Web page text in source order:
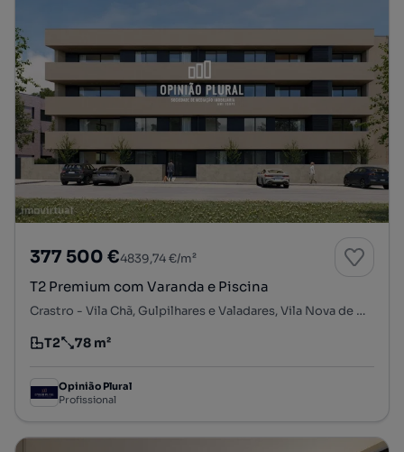
377 500 €4839,74 €/m²
T2 Premium com Varanda e Piscina
Crastro - Vila Chã, Gulpilhares e Valadares, Vila Nova de Gaia, Porto
Tipologia
T2
Preço por metro quadrado
78 m²
Opinião Plural
Profissional